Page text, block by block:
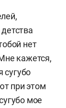
нет
кажется,
сугубо
при этом
мое